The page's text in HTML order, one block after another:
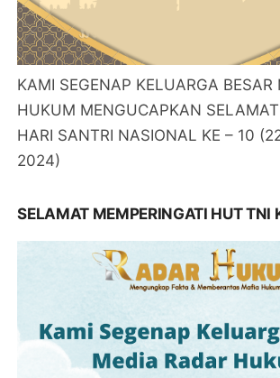
KAMI SEGENAP KELUARGA BESAR
HUKUM MENGUCAPKAN SELAMAT
HARI SANTRI NASIONAL KE – 10
2024)
SELAMAT MEMPERINGATI HUT